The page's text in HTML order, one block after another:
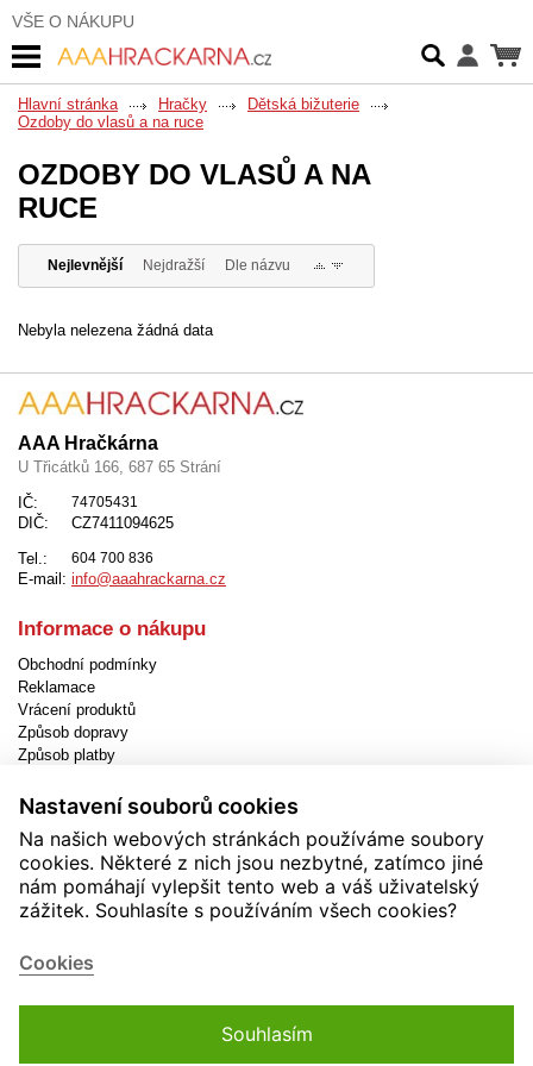
VŠE O NÁKUPU
Hlavní stránka Hračky
Dětská bižuterie
Ozdoby do vlasů a na ruce
OZDOBY DO VLASŮ A NA
RUCE
Nejlevnější Nejdražší Dle názvu
Nebyla nelezena žádná data
AAA Hračkárna
U Třicátků 166, 687 65 Strání
IČ:
74705431
DIČ:
CZ7411094625
Tel.:
604 700 836
E-mail: info@aaahrackarna.cz
Informace o nákupu
Obchodní podmínky
Reklamace
Vrácení produktů
Způsob dopravy
Způsob platby
EET
Užitečné informace
Novinky
Zásady používání cookies
Nastavení souborů cookies
Na našich webových stránkách používáme soubory
cookies. Některé z nich jsou nezbytné, zatímco jiné
nám pomáhají vylepšit tento web a váš uživatelský
zážitek. Souhlasíte s používáním všech cookies?
Cookies
Souhlasím